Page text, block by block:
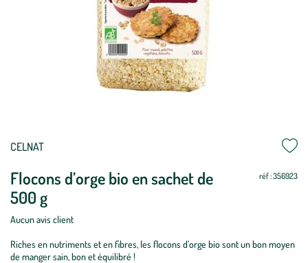
CELNAT
Flocons d’orge bio en sachet de
500 g
réf : 356923
Aucun avis client
Riches en nutriments et en fibres, les flocons d’orge bio sont un bon moyen
de manger sain, bon et équilibré !